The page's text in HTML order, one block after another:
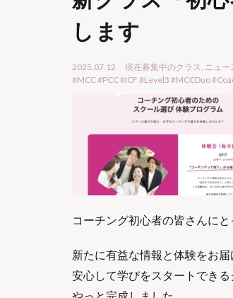
します
2025.07.12 現在募集中のクラス , ニュー
#MCC #PCC #ICF #Level3 #MCCDuo
コーチング初心者の皆さんにと
新たに有益な情報と体験をお届
安心して学びをスタートでき